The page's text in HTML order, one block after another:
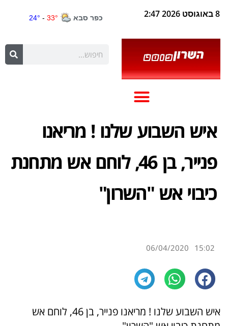
שלנו ! מריאנו
פנייר, בן 46, לוחם אש מתחנת
אש "השרון"
06/04/
איש השבוע שלנו ! מריאנו פנייר, בן 46, לוחם אש